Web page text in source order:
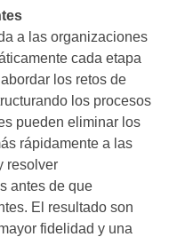
a las organizaciones
cada etapa
los retos de
los procesos
pueden eliminar los
rápidamente a las
resolver
antes de que
El resultado son
fidelidad y una